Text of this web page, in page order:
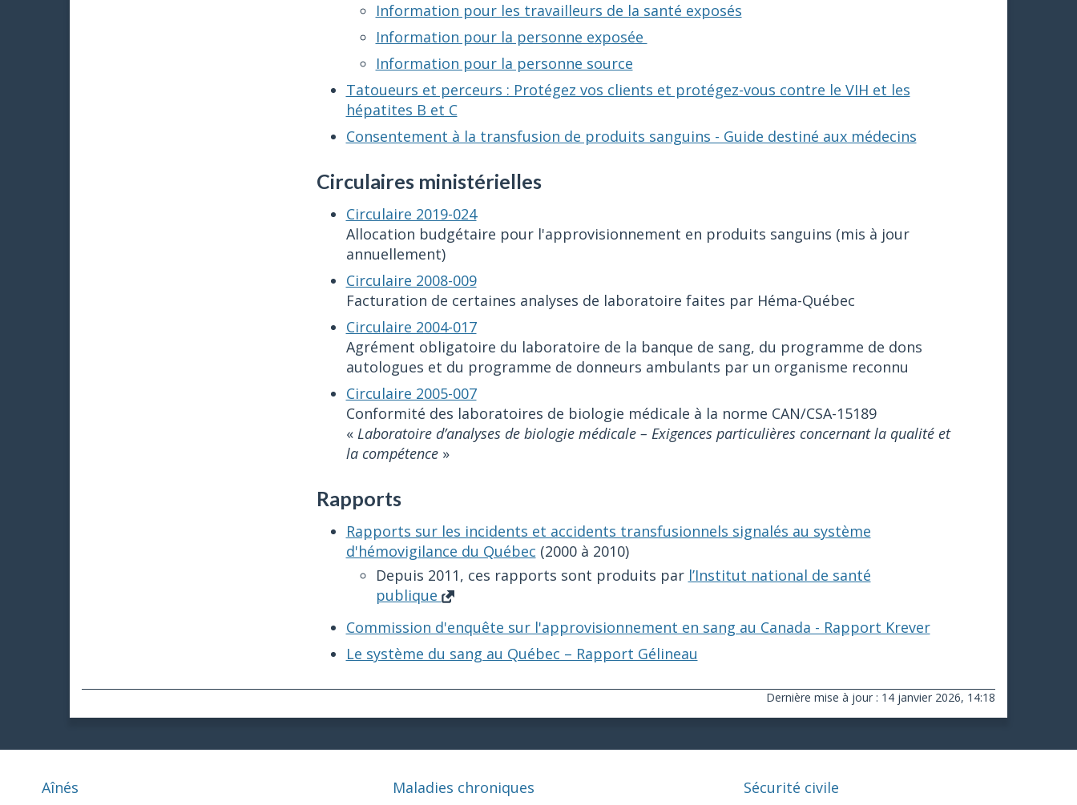
Information pour les travailleurs de la santé exposés
Information pour la personne exposée
Information pour la personne source
Tatoueurs et perceurs : Protégez vos clients et protégez-vous contre le VIH et les
hépatites B et C
Consentement à la transfusion de produits sanguins - Guide destiné aux médecins
Circulaires ministérielles
Circulaire 2019-024
Allocation budgétaire pour l'approvisionnement en produits sanguins (mis à jour
annuellement)
Circulaire 2008-009
Facturation de certaines analyses de laboratoire faites par Héma-Québec
Circulaire 2004-017
Agrément obligatoire du laboratoire de la banque de sang, du programme de dons
autologues et du programme de donneurs ambulants par un organisme reconnu
Circulaire 2005-007
Conformité des laboratoires de biologie médicale à la norme CAN/CSA-15189
« Laboratoire d’analyses de biologie médicale – Exigences particulières concernant la qualité et
la compétence »
Rapports
Rapports sur les incidents et accidents transfusionnels signalés au système
d'hémovigilance du Québec (2000 à 2010)
Depuis 2011, ces rapports sont produits par l’Institut national de santé
publique
Commission d'enquête sur l'approvisionnement en sang au Canada - Rapport Krever
Le système du sang au Québec – Rapport Gélineau
Dernière mise à jour : 14 janvier 2026, 14:18
Aînés
Maladies chroniques
Sécurité civile